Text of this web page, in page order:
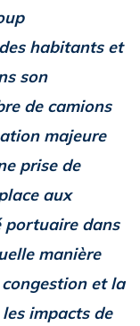
habitants et
son
de camions
majeure
prise de
aux
portuaire dans
manière
et la
impacts de